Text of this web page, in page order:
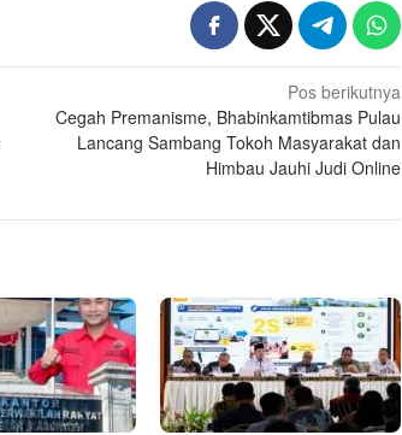
Pos berikutnya
Cegah Premanisme, Bhabinkamtibmas Pulau
Lancang Sambang Tokoh Masyarakat dan
Himbau Jauhi Judi Online